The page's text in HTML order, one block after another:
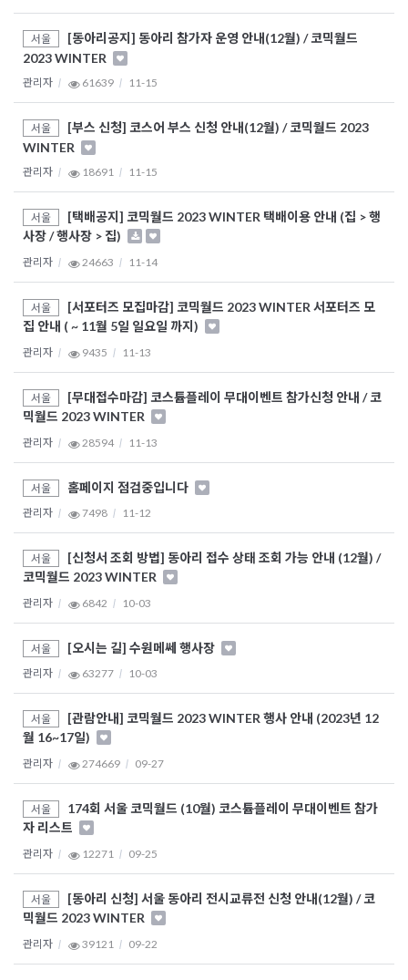
서울
[동아리공지] 동아리 참가자 운영 안내(12월) / 코믹월드
2023 WINTER
관리자 61639 11-15
서울
[부스 신청] 코스어 부스 신청 안내(12월) / 코믹월드 2023
WINTER
관리자 18691 11-15
서울
[택배공지] 코믹월드 2023 WINTER 택배이용 안내 (집 > 행
사장 / 행사장 > 집)
관리자 24663 11-14
서울
[서포터즈 모집마감] 코믹월드 2023 WINTER 서포터즈 모
집 안내 ( ~ 11월 5일 일요일 까지)
관리자 9435 11-13
서울
[무대접수마감] 코스튬플레이 무대이벤트 참가신청 안내 / 코
믹월드 2023 WINTER
관리자 28594 11-13
서울 홈페이지 점검중입니다
관리자 7498 11-12
서울
[신청서 조회 방법] 동아리 접수 상태 조회 가능 안내 (12월) /
코믹월드 2023 WINTER
관리자 6842 10-03
서울 [오시는 길] 수원메쎄 행사장
관리자 63277 10-03
서울
[관람안내] 코믹월드 2023 WINTER 행사 안내 (2023년 12
월 16~17일)
관리자 274669 09-27
서울
174회 서울 코믹월드 (10월) 코스튬플레이 무대이벤트 참가
자 리스트
관리자 12271 09-25
서울
[동아리 신청] 서울 동아리 전시교류전 신청 안내(12월) / 코
믹월드 2023 WINTER
관리자 39121 09-22